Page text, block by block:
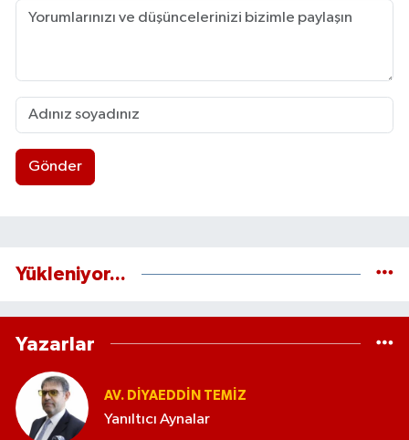
Gönder
Yükleniyor...
Yazarlar
AV. DIYAEDDIN TEMIZ
Yanıltıcı Aynalar